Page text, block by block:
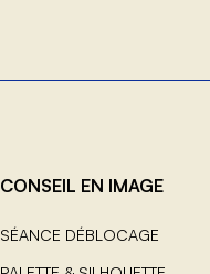
CONSEIL EN IMAGE
SÉANCE DÉBLOCAGE